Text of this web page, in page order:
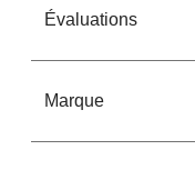
Évaluations
Marque